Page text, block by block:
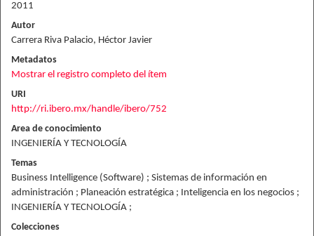
2011
Autor
Carrera Riva Palacio, Héctor Javier
Metadatos
Mostrar el registro completo del ítem
URI
http://ri.ibero.mx/handle/ibero/752
Area de conocimiento
INGENIERÍA Y TECNOLOGÍA
Temas
Business Intelligence (Software) ; Sistemas de información en
administración ; Planeación estratégica ; Inteligencia en los negocios ;
INGENIERÍA Y TECNOLOGÍA ;
Colecciones